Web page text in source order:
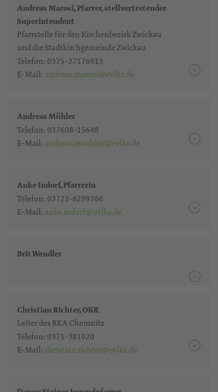
Andreas Marosi, Pfarrer, stellvertretender
Superintendent
Pfarrstelle für den Kirchenbezirk Zwickau
und die Stadtkirchgemeinde Zwickau
Telefon: 0375-27176913
E-Mail: andreas.marosi@evlks.de
Andreas Mühler
Telefon: 037608-15648
E-Mail: andreas.muehler@evlks.de
Anke Indorf, Pfarrerin
Telefon: 03723-6299766
E-Mail: anke.indorf@evlks.de
Brit Wendler
Christian Richter, OKR
Leiter des RKA Chemnitz
Telefon: 0371-381020
E-Mail: christian.richter@evlks.de